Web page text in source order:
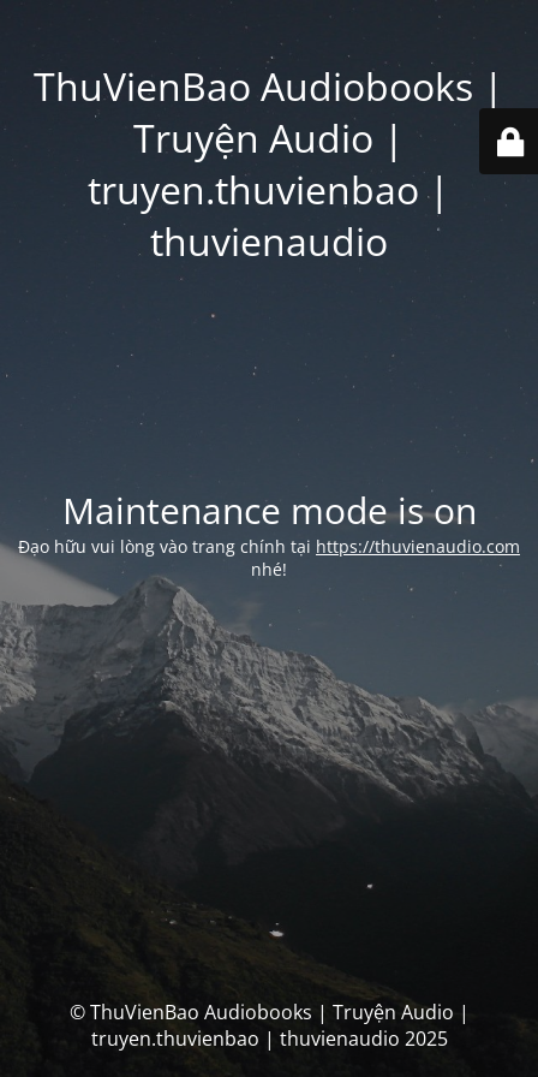
ThuVienBao Audiobooks |
Truyện Audio |
truyen.thuvienbao |
thuvienaudio
Maintenance mode is on
Đạo hữu vui lòng vào trang chính tại https://thuvienaudio.com
nhé!
© ThuVienBao Audiobooks | Truyện Audio |
truyen.thuvienbao | thuvienaudio 2025